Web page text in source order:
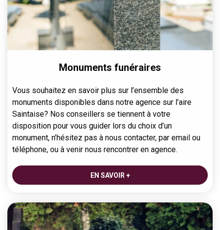
Monuments funéraires
Vous souhaitez en savoir plus sur l’ensemble des
monuments disponibles dans notre agence sur l’aire
Saintaise? Nos conseillers se tiennent à votre
disposition pour vous guider lors du choix d’un
monument, n’hésitez pas à nous contacter, par email ou
téléphone, ou à venir nous rencontrer en agence.
EN SAVOIR +